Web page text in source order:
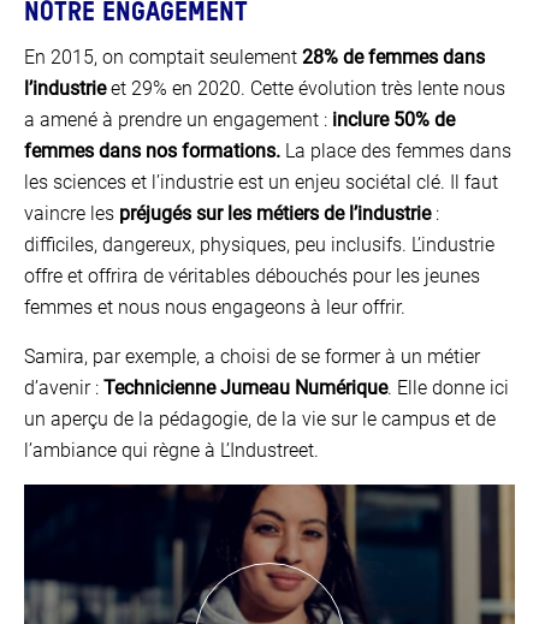
NOTRE ENGAGEMENT
En 2015, on comptait seulement 28% de femmes dans
l’industrieet 29% en 2020. Cette évolution très lente nous
a amené à prendre un engagement : inclure 50% de
femmes dans nos formations. La place des femmes dans
les sciences et l’industrie est un enjeu sociétal clé. Il faut
vaincre les préjugés sur les métiers de l’industrie:
difficiles, dangereux, physiques, peu inclusifs. L’industrie
offre et offrira de véritables débouchés pour les jeunes
femmes et nous nous engageons à leur offrir.
Samira, par exemple, a choisi de se former à un métier
d’avenir : Technicienne Jumeau Numérique. Elle donne ici
un aperçu de la pédagogie, de la vie sur le campus et de
l’ambiance qui règne à L’Industreet.